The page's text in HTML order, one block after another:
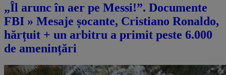
„Îl arunc în aer pe Messi!”. Documente
FBI » Mesaje șocante, Cristiano Ronaldo,
hărțuit + un arbitru a primit peste 6.000
de amenințări